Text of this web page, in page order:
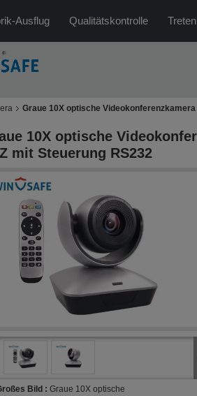
Ausflug Qualitätskontrolle
Graue 10X optische
10X optische
mit Steuerung RS232
Bild : Graue 10X optische